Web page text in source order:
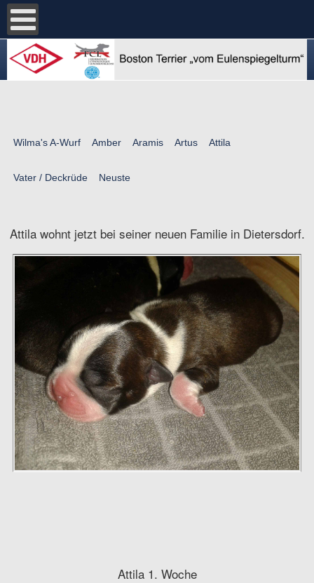
Wilma's A-Wurf Amber Aramis Artus Attila
Vater / Deckrüde Neuste
Attila wohnt jetzt bei seiner neuen Familie in Dietersdorf.
Attila 1. Woche